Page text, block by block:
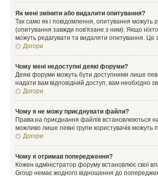
Як мені змінити або видалити опитування?
Так само як і повідомлення, опитування
(опитування завжди пов'язане з ним). Якщо
можуть редагувати та видаляти опитування. Це
Догори
Чому мені недоступні деякі форуми?
Деякі форуми можуть бути доступними лише
надати вам відповідний доступ, вам необхідно
Догори
Чому я не можу приєднувати файли?
Права на приєднання файлів встановлюються
можливо лише певні групи користувачів
Догори
Чому я отримав попередження?
Кожен адміністратор форуму встановлює свої
Group немає жодного відношення до